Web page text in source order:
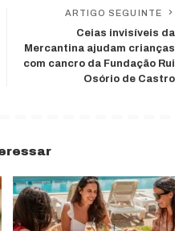
ARTIGO SEGUINTE
Ceias invisíveis da
Mercantina ajudam crianças
com cancro da Fundação Rui
Osório de Castro